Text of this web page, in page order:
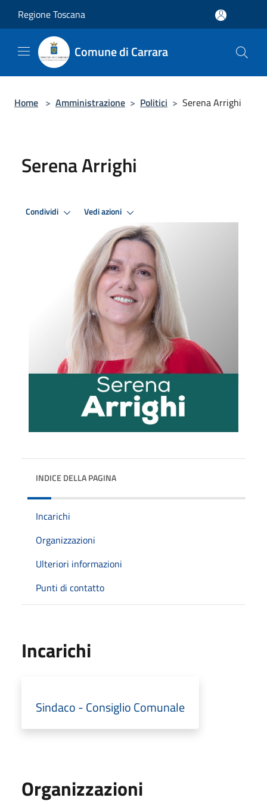
Regione Toscana
Comune di Carrara
Home > Amministrazione > Politici > Serena Arrighi
Serena Arrighi
Condividi Vedi azioni
INDICE DELLA PAGINA
Incarichi
Organizzazioni
Ulteriori informazioni
Punti di contatto
Incarichi
Sindaco - Consiglio Comunale
Organizzazioni